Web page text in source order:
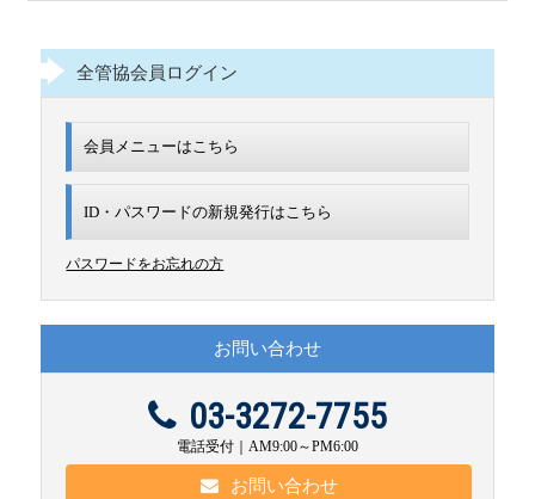
全管協会員ログイン
会員メニューはこちら
ID・パスワードの新規発行はこちら
パスワードをお忘れの方
お問い合わせ
03-3272-7755
電話受付｜AM9:00～PM6:00
お問い合わせ